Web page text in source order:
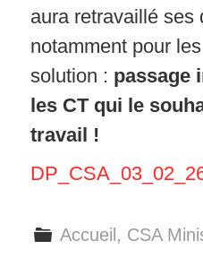
aura retravaillé ses
notamment pour
solution : passage
les CT qui le
travail !
Accueil , CSA